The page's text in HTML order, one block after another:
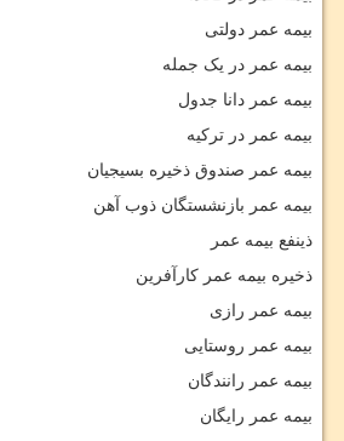
بیمه عمر دولتی
بیمه عمر در یک جمله
بیمه عمر دانا جدول
بیمه عمر در ترکیه
بیمه عمر صندوق ذخیره بسیجیان
بیمه عمر بازنشستگان ذوب آهن
ذینفع بیمه عمر
ذخیره بیمه عمر کارآفرین
بیمه عمر رازی
بیمه عمر روستایی
بیمه عمر رانندگان
بیمه عمر رایگان